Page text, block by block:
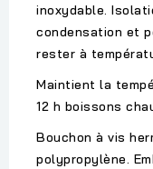
inoxydable.
condensation et
rester à
Maintient la
12 h boissons
Bouchon à vis
polypropylène.